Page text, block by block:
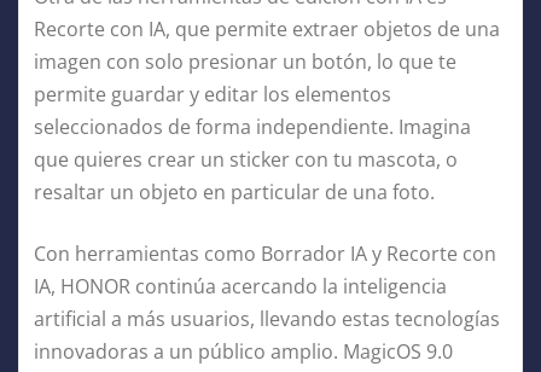
Recorte con IA, que permite extraer objetos de una
imagen con solo presionar un botón, lo que te
permite guardar y editar los elementos
seleccionados de forma independiente. Imagina
que quieres crear un sticker con tu mascota, o
resaltar un objeto en particular de una foto.
Con herramientas como Borrador IA y Recorte con
IA, HONOR continúa acercando la inteligencia
artificial a más usuarios, llevando estas tecnologías
innovadoras a un público amplio. MagicOS 9.0